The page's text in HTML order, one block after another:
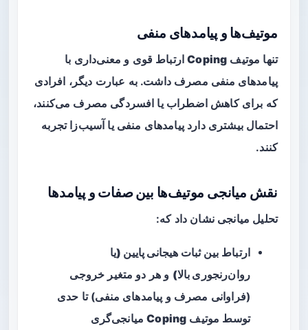
موتیف‌ها و پیامدهای منفی
تنها موتیف Copingارتباط قوی و معنی‌داری با
پیامدهای منفی مصرف داشت. به عبارت دیگر، افرادی
که برای کاهش اضطراب یا افسردگی مصرف می‌کنند،
احتمال بیشتری دارد پیامدهای منفی یا آسیب‌زا تجربه
کنند.
نقش میانجی موتیف‌ها بین صفات و پیامدها
تحلیل میانجی نشان داد که:
ارتباط بینثبات هیجانی پایین (یا
روان‌رنجوری بالا) و هر دو متغیر خروجی
(فراوانی مصرف و پیامدهای منفی) تا حدی
توسط موتیف Copingمیانجی‌گری